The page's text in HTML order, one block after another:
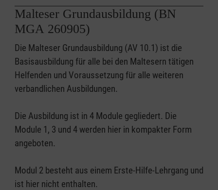
Malteser Grundausbildung (BN
MGA 260905)
Die Malteser Grundausbildung (AV 10.1) ist die
Basisausbildung für alle bei den Maltesern tätigen
Helfenden und Voraussetzung für alle weiteren
verbandlichen Ausbildungen.
Die Ausbildung ist in 4 Module gegliedert. Die
Module 1, 3 und 4 werden hier in kompakter Form
angeboten.
Modul 2 besteht aus einem Erste-Hilfe-Lehrgang und
ist hier nicht enthalten.